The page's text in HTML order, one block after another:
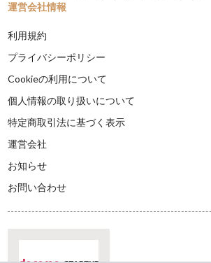
運営会社情報
利用規約
プライバシーポリシー
Cookieの利用について
個人情報の取り扱いについて
特定商取引法に基づく表示
運営会社
お知らせ
お問い合わせ